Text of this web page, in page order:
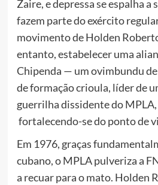
Zaire, e depressa se espalha a
fazem parte do exército
movimento de Holden
entanto, estabelecer uma
Chipenda — um ovimbundu
de formação crioula, líder de
guerrilha dissidente do
fortalecendo-se do ponto de
Em 1976, graças
cubano, o MPLA pulveriza a
a recuar para o mato. Holden